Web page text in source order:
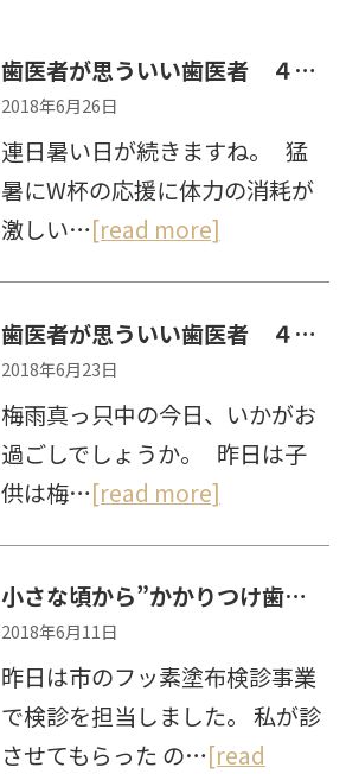
歯医者が思ういい歯医者 ４つのポイント その３
2018年6月26日
連日暑い日が続きますね。 猛
暑にW杯の応援に体力の消耗が
激しい…[read more]
歯医者が思ういい歯医者 ４つのポイント その２
2018年6月23日
梅雨真っ只中の今日、いかがお
過ごしでしょうか。 昨日は子
供は梅…[read more]
小さな頃から”かかりつけ歯科医”を持つべき３つの理由
2018年6月11日
昨日は市のフッ素塗布検診事業
で検診を担当しました。 私が診
させてもらった の…[read